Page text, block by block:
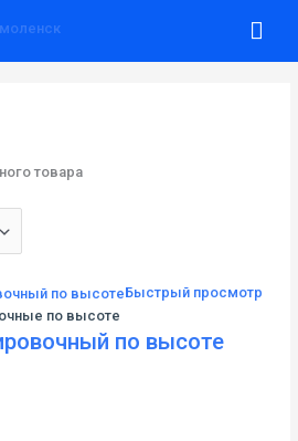
товара
Быстрый просмотр
по высоте
по высоте